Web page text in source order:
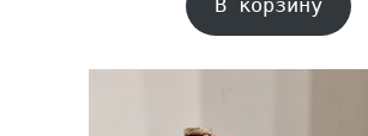
В корзину